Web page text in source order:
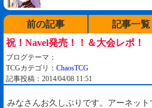
前の記事 記事一覧
祝！Navel発売！！＆大会レポ！
ブログテーマ：
TCGカテゴリ： ChaosTCG
記事投稿：2014/04/08 11:51
みなさんお久しぶりです。アーネット